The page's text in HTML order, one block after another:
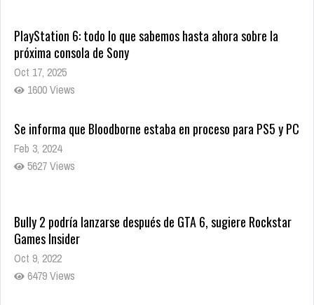
PlayStation 6: todo lo que sabemos hasta ahora sobre la
próxima consola de Sony
Oct 17, 2025
1600 Views
Se informa que Bloodborne estaba en proceso para PS5 y PC
Feb 3, 2024
5627 Views
Bully 2 podría lanzarse después de GTA 6, sugiere Rockstar
Games Insider
Oct 9, 2022
6479 Views